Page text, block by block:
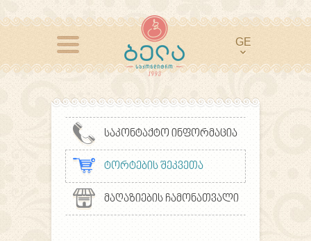
GE
საკონტაქტო ინფორმაცია
ტორტების შეკვეთა
მაღაზიების ჩამონათვალი